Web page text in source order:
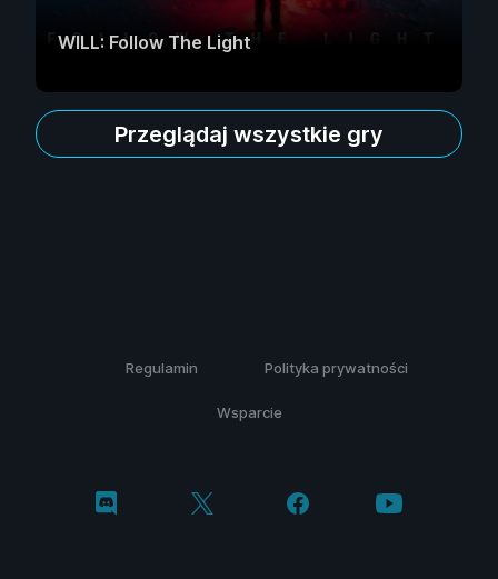
WILL: Follow The Light
Przeglądaj wszystkie gry
Regulamin Polityka prywatności
Wsparcie